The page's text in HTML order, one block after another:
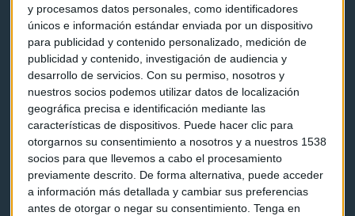
y procesamos datos personales, como identificadores
únicos e información estándar enviada por un dispositivo
para publicidad y contenido personalizado, medición de
publicidad y contenido, investigación de audiencia y
desarrollo de servicios. Con su permiso, nosotros y
nuestros socios podemos utilizar datos de localización
geográfica precisa e identificación mediante las
características de dispositivos. Puede hacer clic para
otorgarnos su consentimiento a nosotros y a nuestros 1538
socios para que llevemos a cabo el procesamiento
previamente descrito. De forma alternativa, puede acceder
a información más detallada y cambiar sus preferencias
antes de otorgar o negar su consentimiento. Tenga en
Capital Radio
Noticias
Eventos
Consultorios
Programas y podcasts